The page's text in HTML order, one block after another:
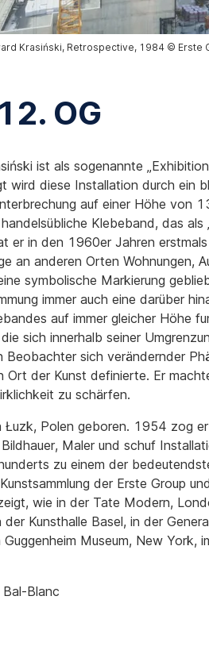
Krasiński, Retrospective, 1984 © Erste
OG
ist als sogenannte
wird diese Installation durch ein
auf einer Höhe von
Klebeband, das
er in den 1960er Jahren
an anderen Orten Wohnungen,
symbolische Markierung
immer auch eine darüber
auf immer gleicher Höhe
sich innerhalb seiner
Beobachter sich verändernder
der Kunst definierte. Er
zu schärfen.
Polen geboren. 1954 zog
Maler und schuf
zu einem der
der Erste Group
wie in der Tate Modern,
Kunsthalle Basel, in der
Museum, New
Blanc